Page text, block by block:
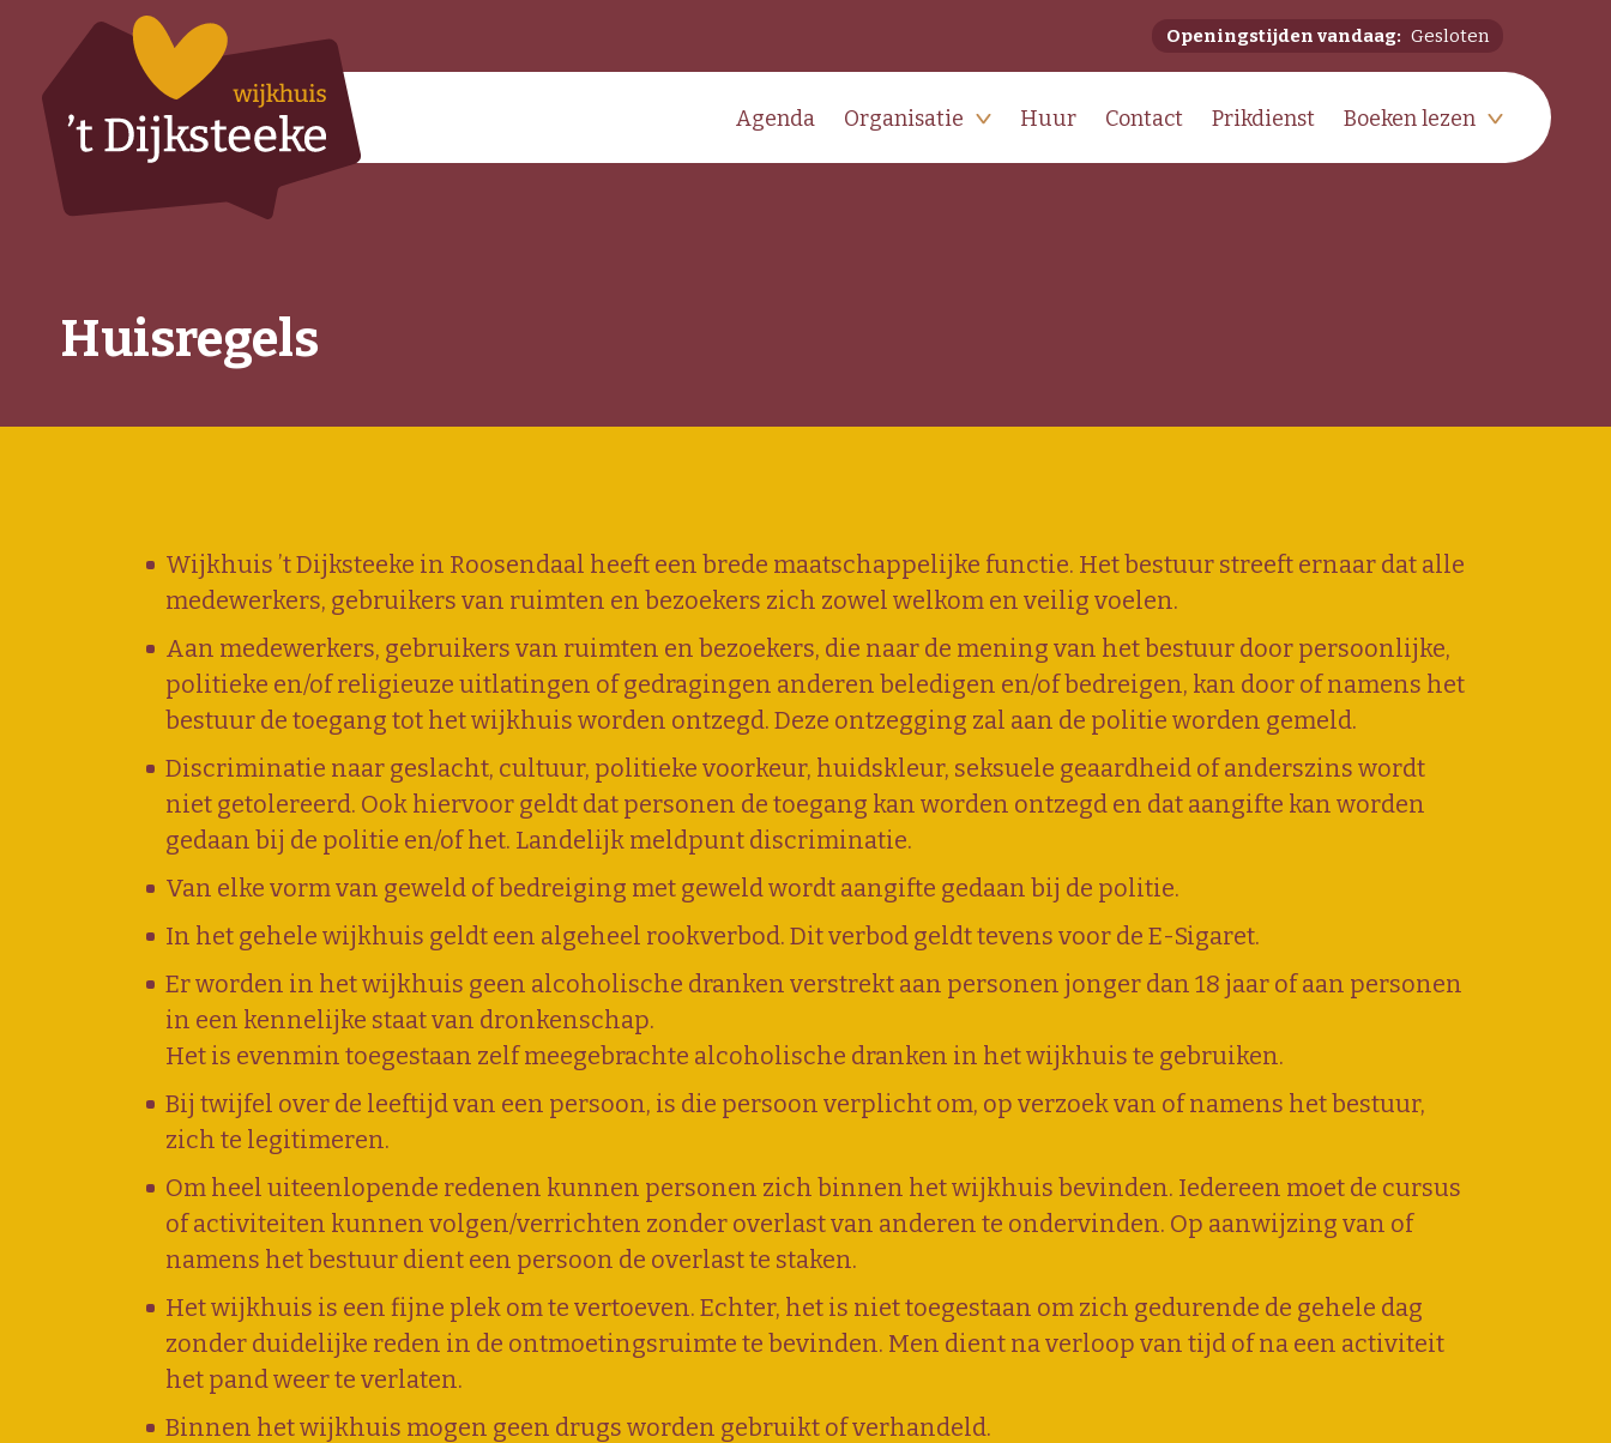
Openingstijden vandaag: Gesloten
Agenda Organisatie Huur Contact Prikdienst Boeken lezen
Huisregels
Wijkhuis ’t Dijksteeke in Roosendaal heeft een brede maatschappelijke functie. Het bestuur streeft ernaar dat alle
medewerkers, gebruikers van ruimten en bezoekers zich zowel welkom en veilig voelen.
Aan medewerkers, gebruikers van ruimten en bezoekers, die naar de mening van het bestuur door persoonlijke,
politieke en/of religieuze uitlatingen of gedragingen anderen beledigen en/of bedreigen, kan door of namens het
bestuur de toegang tot het wijkhuis worden ontzegd. Deze ontzegging zal aan de politie worden gemeld.
Discriminatie naar geslacht, cultuur, politieke voorkeur, huidskleur, seksuele geaardheid of anderszins wordt
niet getolereerd. Ook hiervoor geldt dat personen de toegang kan worden ontzegd en dat aangifte kan worden
gedaan bij de politie en/of het. Landelijk meldpunt discriminatie.
Van elke vorm van geweld of bedreiging met geweld wordt aangifte gedaan bij de politie.
In het gehele wijkhuis geldt een algeheel rookverbod. Dit verbod geldt tevens voor de E-Sigaret.
Er worden in het wijkhuis geen alcoholische dranken verstrekt aan personen jonger dan 18 jaar of aan personen
in een kennelijke staat van dronkenschap.
Het is evenmin toegestaan zelf meegebrachte alcoholische dranken in het wijkhuis te gebruiken.
Bij twijfel over de leeftijd van een persoon, is die persoon verplicht om, op verzoek van of namens het bestuur,
zich te legitimeren.
Om heel uiteenlopende redenen kunnen personen zich binnen het wijkhuis bevinden. Iedereen moet de cursus
of activiteiten kunnen volgen/verrichten zonder overlast van anderen te ondervinden. Op aanwijzing van of
namens het bestuur dient een persoon de overlast te staken.
Het wijkhuis is een fijne plek om te vertoeven. Echter, het is niet toegestaan om zich gedurende de gehele dag
zonder duidelijke reden in de ontmoetingsruimte te bevinden. Men dient na verloop van tijd of na een activiteit
het pand weer te verlaten.
Binnen het wijkhuis mogen geen drugs worden gebruikt of verhandeld.